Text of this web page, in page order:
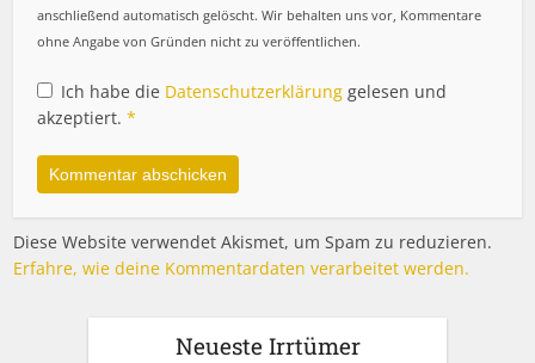
anschließend automatisch gelöscht. Wir behalten uns vor, Kommentare
ohne Angabe von Gründen nicht zu veröffentlichen.
Ich habe die Datenschutzerklärunggelesen und
akzeptiert. *
Diese Website verwendet Akismet, um Spam zu reduzieren.
Erfahre, wie deine Kommentardaten verarbeitet werden.
Neueste Irrtümer